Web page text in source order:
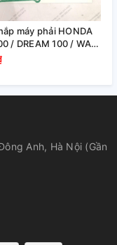
máy phải HONDA
/ DREAM 100 / WAVE
Anh, Hà Nội (Gần